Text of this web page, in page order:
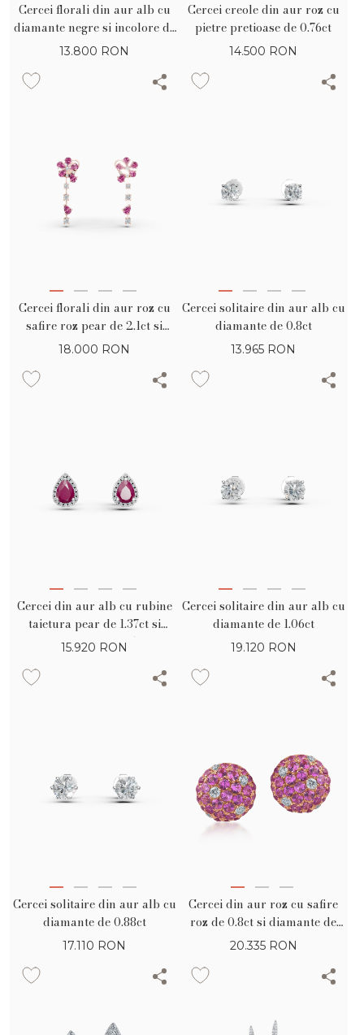
Cercei florali din aur alb cu
diamante negre si incolore de
1.02ct
13.800 RON
Cercei creole din aur roz cu
pietre pretioase de 0.76ct
14.500 RON
Cercei florali din aur roz cu
safire roz pear de 2.1ct si
diamante de 0.37ct
18.000 RON
Cercei solitaire din aur alb cu
diamante de 0.8ct
13.965 RON
Cercei din aur alb cu rubine
taietura pear de 1.37ct si
diamante de 0.15ct
15.920 RON
Cercei solitaire din aur alb cu
diamante de 1.06ct
19.120 RON
Cercei solitaire din aur alb cu
diamante de 0.88ct
17.110 RON
Cercei din aur roz cu safire
roz de 0.8ct si diamante de
0.1ct
20.335 RON